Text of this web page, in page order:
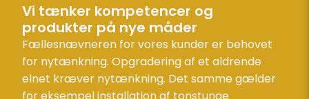
Vi tænker kompetencer og
produkter på nye måder
Fællesnævneren for vores kunder er behovet
for nytænkning. Opgradering af et aldrende
elnet kræver nytænkning. Det samme gælder
for eksempel installation af tonstunge